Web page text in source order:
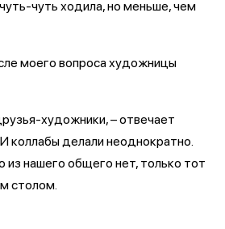
чуть ходила, но меньше, чем
моего вопроса художницы
художники, – отвечает
коллабы делали неоднократно.
из нашего общего нет, только тот
столом.